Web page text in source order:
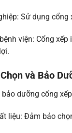
Sử dụng
viện: Cổng
và Bảo
dưỡng cổng
liệu: Đảm bảo